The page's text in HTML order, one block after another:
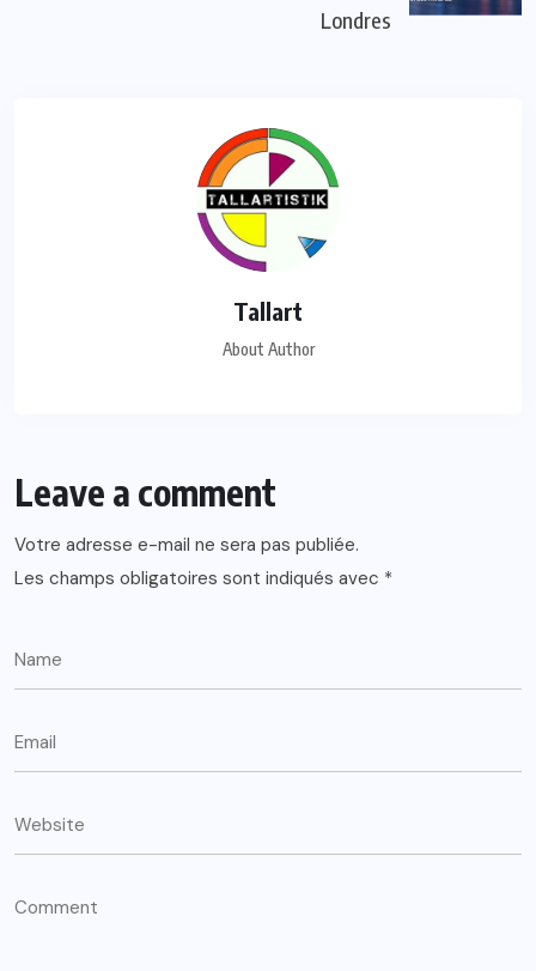
Londres
Tallart
About Author
Leave a comment
Votre adresse e-mail ne sera pas publiée.
Les champs obligatoires sont indiqués avec *